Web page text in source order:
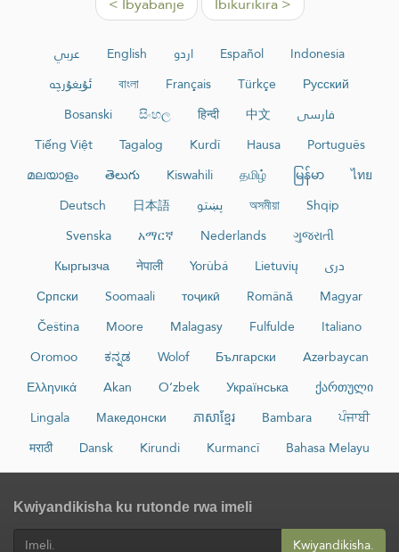
عربي English اردو Español
Indonesia
ئۇيغۇرچە
বাংলা Français Türkçe
Русский
Bosanski
සිංහල हिन्दी 中文
فارسی
Tiếng Việt
Tagalog Kurdî Hausa
Português
മലയാളം
తెలుగు Kiswahili தமிழ் မြန်မာ
ไทย
Deutsch
日本語 پښتو অসমীয়া
Shqip
Svenska
አማርኛ Nederlands
ગુજરાતી
Кыргызча
नेपाली Yorùbá Lietuvių
دری
Српски
Soomaali тоҷикӣ Română
Magyar
Čeština
Moore Malagasy Fulfulde
Italiano
Oromoo
ಕನ್ನಡ Wolof Български
Azərbaycan
Ελληνικά
Akan O‘zbek Українська
ქართული
Lingala
Македонски ភាសាខ្មែរ Bambara
ਪੰਜਾਬੀ
मराठी
Dansk Kirundi Kurmancî Bahasa Melayu
Kwiyandikisha ku rutonde rwa imeli
Kwiyandikisha.